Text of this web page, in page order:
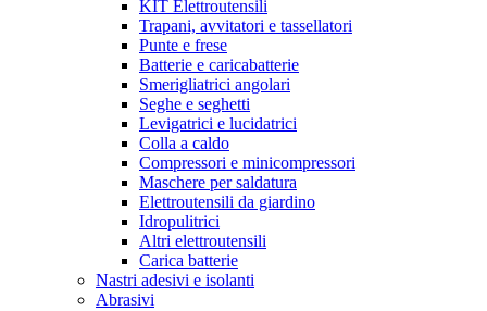
KIT Elettroutensili
Trapani, avvitatori e tassellatori
Punte e frese
Batterie e caricabatterie
Smerigliatrici angolari
Seghe e seghetti
Levigatrici e lucidatrici
Colla a caldo
Compressori e minicompressori
Maschere per saldatura
Elettroutensili da giardino
Idropulitrici
Altri elettroutensili
Carica batterie
Nastri adesivi e isolanti
Abrasivi